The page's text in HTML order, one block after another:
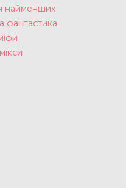
найменших
фантастика